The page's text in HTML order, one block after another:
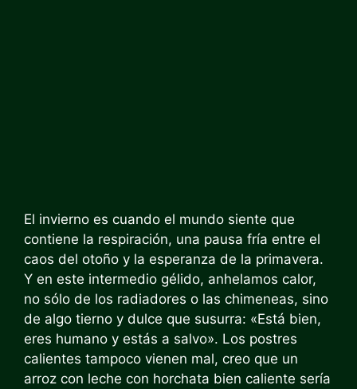
El invierno es cuando el mundo siente que
contiene la respiración, una pausa fría entre el
caos del otoño y la esperanza de la primavera.
Y en este intermedio gélido, anhelamos calor,
no sólo de los radiadores o las chimeneas, sino
de algo tierno y dulce que susurra: «Está bien,
eres humano y estás a salvo». Los postres
calientes tampoco vienen mal, creo que un
arroz con leche con horchata bien caliente sería